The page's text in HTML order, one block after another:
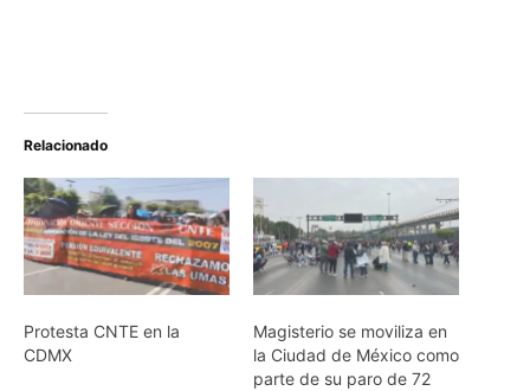
Relacionado
Protesta CNTE en la
CDMX
Magisterio se moviliza en
la Ciudad de México como
parte de su paro de 72